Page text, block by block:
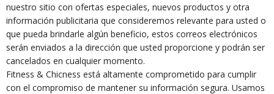
nuestro sitio con ofertas especiales, nuevos productos y otra
información publicitaria que consideremos relevante para usted o
que pueda brindarle algún beneficio, estos correos electrónicos
serán enviados a la dirección que usted proporcione y podrán ser
cancelados en cualquier momento.
Fitness & Chicness está altamente comprometido para cumplir
con el compromiso de mantener su información segura. Usamos